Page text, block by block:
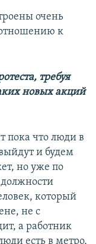
очень
отношению к
требуя
новых акций
пока что люди в
и будем
но уже по
который
не с
а работник
есть в метро,